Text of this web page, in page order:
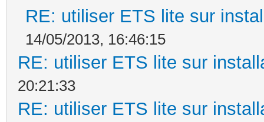
RE: utiliser ETS lite sur
14/05/2013, 16:46:15
RE: utiliser ETS lite sur
20:21:33
RE: utiliser ETS lite sur